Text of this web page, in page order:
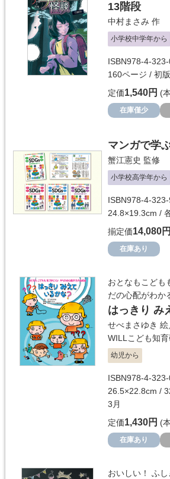
13階段
中村まさみ 作
小学校中学年から
ISBN978-4-
160ページ / 初
定価1,540円 (
在庫僅少
マンガで学
蟹江憲史 監修
小学校高学年から
ISBN978-4-
24.8×19.3cm /
揃定価14,080円
在庫あり
おとなもこど
だの心配がわか
はっきり み
せべまさゆき 絵
WILLこども知
幼児から
ISBN978-4-
26.5×22.8cm /
3月
定価1,430円 (
在庫あり
おいしい！ ふ